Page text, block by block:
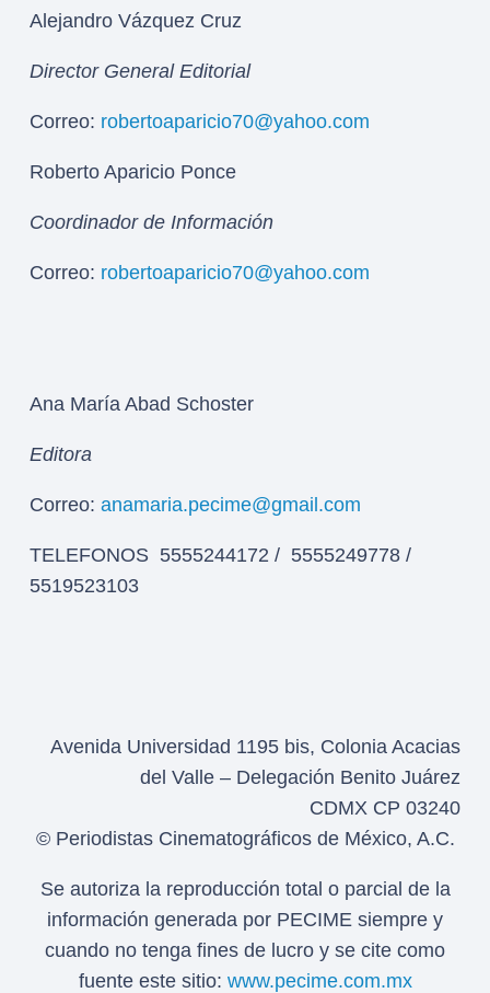
Alejandro Vázquez Cruz
Director General Editorial
Correo: robertoaparicio70@yahoo.com
Roberto Aparicio Ponce
Coordinador de Información
Correo: robertoaparicio70@yahoo.com
Ana María Abad Schoster
Editora
Correo: anamaria.pecime@gmail.com
TELEFONOS 5555244172 / 5555249778 /
5519523103
Avenida Universidad 1195 bis, Colonia Acacias
del Valle – Delegación Benito Juárez
CDMX CP 03240
© Periodistas Cinematográficos de México, A.C.
Se autoriza la reproducción total o parcial de la
información generada por PECIME siempre y
cuando no tenga fines de lucro y se cite como
fuente este sitio: www.pecime.com.mx